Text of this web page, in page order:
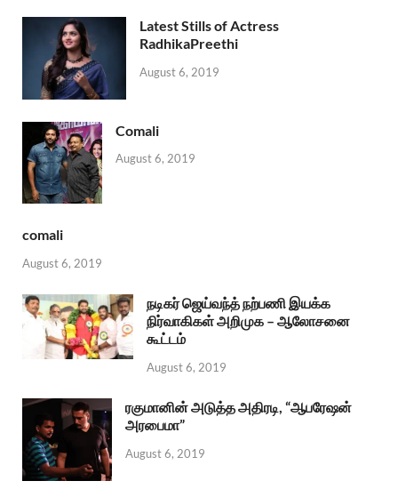
Latest Stills of Actress
RadhikaPreethi
August 6, 2019
Comali
August 6, 2019
comali
August 6, 2019
நடிகர் ஜெய்வந்த் நற்பணி இயக்க
நிர்வாகிகள் அறிமுக – ஆலோசனை
கூட்டம்
August 6, 2019
ரகுமானின் அடுத்த அதிரடி, “ஆபரேஷன்
அரபைமா”
August 6, 2019